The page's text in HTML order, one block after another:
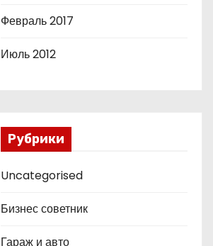
Февраль 2017
Июль 2012
Рубрики
Uncategorised
Бизнес советник
Гараж и авто